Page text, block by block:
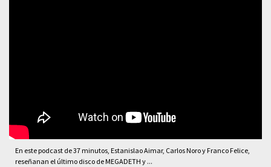
En este podcast de 37 minutos, Estanislao Aimar, Carlos Noro y Franco Felice,
reseñanan el último disco de MEGADETH y ...